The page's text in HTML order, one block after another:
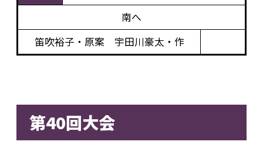
南へ
笛吹裕子・原案 宇田川豪太・作
第40回大会